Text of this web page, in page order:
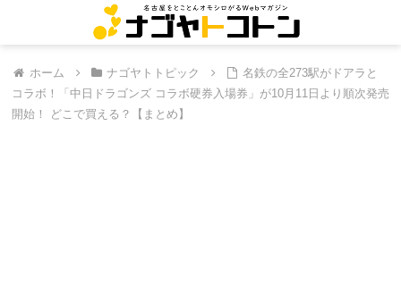
ホーム ナゴヤトトピック
名鉄の全273駅がドアラと
コラボ！「中日ドラゴンズ コラボ硬券入場券」が10月11日より順次発売
開始！ どこで買える？【まとめ】